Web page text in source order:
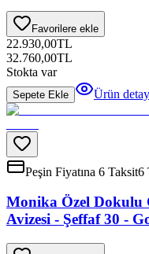
Favorilere ekle
22.930,00TL
32.760,00TL
Stokta var
Sepete Ekle Ürün
Peşin Fiyatına 6 Taksit6
Monika Özel Dokulu
Avizesi - Şeffaf 30 -